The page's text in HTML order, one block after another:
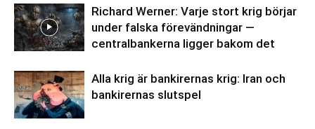
Richard Werner: Varje stort krig börjar
under falska förevändningar —
centralbankerna ligger bakom det
Alla krig är bankirernas krig: Iran och
bankirernas slutspel